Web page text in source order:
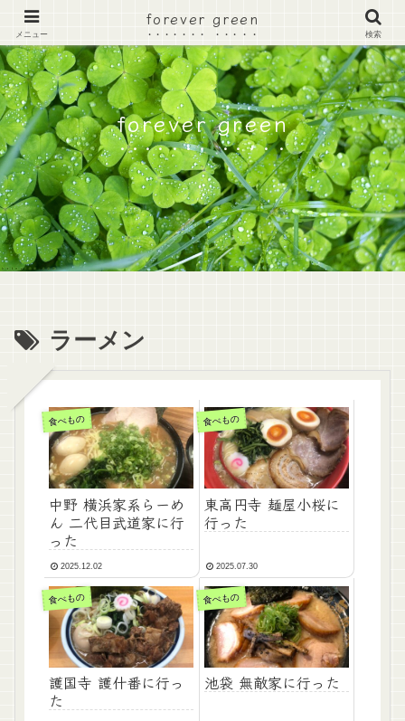
forever green
ラーメン
食べもの
中野 横浜家系らーめ
ん 二代目武道家に行
った
2025.12.02
食べもの
東高円寺 麺屋小桜に
行った
2025.07.30
食べもの
護国寺 護什番に行っ
た
食べもの
池袋 無敵家に行った
メニュー
forever green
検索